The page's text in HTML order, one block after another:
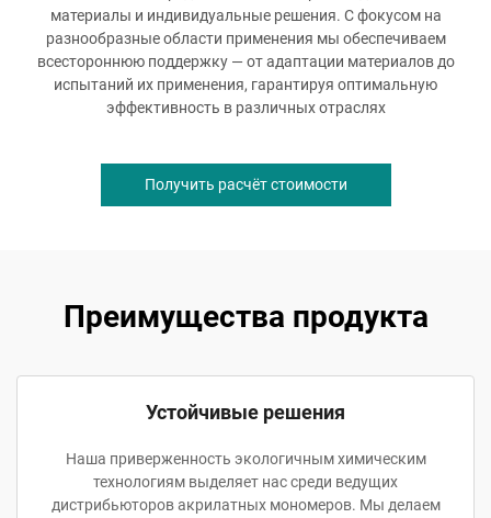
материалы и индивидуальные решения. С фокусом на
разнообразные области применения мы обеспечиваем
всестороннюю поддержку — от адаптации материалов до
испытаний их применения, гарантируя оптимальную
эффективность в различных отраслях
Получить расчёт стоимости
Преимущества продукта
Устойчивые решения
Наша приверженность экологичным химическим
технологиям выделяет нас среди ведущих
дистрибьюторов акрилатных мономеров. Мы делаем